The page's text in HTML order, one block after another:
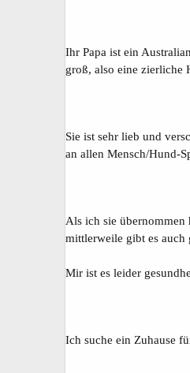
Ihr Papa ist ein
groß, also eine zierliche
Sie ist sehr lieb und
an allen Mensch/Hund-
Als ich sie
mittlerweile gibt es auch
Mir ist es leider
Ich suche ein Zuhause